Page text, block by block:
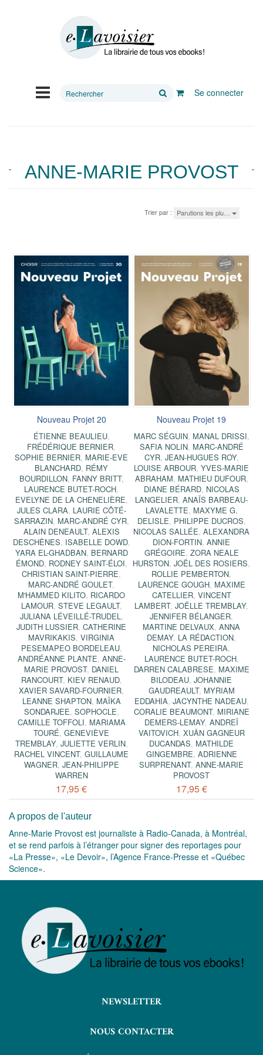
Rechercher
Se connecter
ANNE-MARIE PROVOST
Trier par : Parutions les plu…
Nouveau Projet 20
ÉTIENNE BEAULIEU,
FRÉDÉRIQUE BERNIER,
SOPHIE BERNIER, MARIE-EVE
BLANCHARD, RÉMY
BOURDILLON, FANNY BRITT,
LAURENCE BUTET-ROCH,
EVELYNE DE LA CHENELIÈRE,
JULES CLARA, LAURIE CÔTÉ-
SARRAZIN, MARC-ANDRÉ CYR,
ALAIN DENEAULT, ALEXIS
DESCHÊNES, ISABELLE DOWD,
YARA EL-GHADBAN, BERNARD
ÉMOND, RODNEY SAINT-ÉLOI,
CHRISTIAN SAINT-PIERRE,
MARC-ANDRÉ GOULET,
M'HAMMED KILITO, RICARDO
LAMOUR, STEVE LEGAULT,
JULIANA LÉVEILLÉ-TRUDEL,
JUDITH LUSSIER,CATHERINE
MAVRIKAKIS,VIRGINIA
PESEMAPEO BORDELEAU,
ANDRÉANNE PLANTE, ANNE-
MARIE PROVOST, DANIEL
RANCOURT, KIEV RENAUD,
XAVIER SAVARD-FOURNIER,
LEANNE SHAPTON, MAÏKA
SONDARJEE, SOPHOCLE,
CAMILLE TOFFOLI, MARIAMA
TOURÉ,GENEVIÈVE
TREMBLAY, JULIETTE VERLIN,
RACHEL VINCENT,GUILLAUME
WAGNER, JEAN-PHILIPPE
WARREN
17,95 €
Nouveau Projet 19
MARC SÉGUIN, MANAL DRISSI,
SAFIA NOLIN, MARC-ANDRÉ
CYR, JEAN-HUGUES ROY,
LOUISE ARBOUR,YVES-MARIE
ABRAHAM, MATHIEU DUFOUR,
DIANE BÉRARD, NICOLAS
LANGELIER,ANAÏS BARBEAU-
LAVALETTE, MAXYME G.
DELISLE, PHILIPPE DUCROS,
NICOLAS SALLÉE,ALEXANDRA
DION-FORTIN,ANNIE
GRÉGOIRE, ZORA NEALE
HURSTON,JOËL DES ROSIERS,
ROLLIE PEMBERTON,
LAURENCE GOUGH, MAXIME
CATELLIER, VINCENT
LAMBERT,JOËLLE TREMBLAY,
JENNIFER BÉLANGER,
MARTINE DELVAUX,ANNA
DEMAY, LA RÉDACTION,
NICHOLAS PEREIRA,
LAURENCE BUTET-ROCH,
DARREN CALABRESE, MAXIME
BILODEAU,JOHANNIE
GAUDREAULT, MYRIAM
EDDAHIA, JACYNTHE NADEAU,
CORALIE BEAUMONT, MIRIANE
DEMERS-LEMAY,ANDREÏ
VAITOVICH, XUÂN GAGNEUR
DUCANDAS, MATHILDE
GINGEMBRE, ADRIENNE
SURPRENANT,ANNE-MARIE
PROVOST
17,95 €
A propos de l'auteur
Anne-Marie Provost est journaliste à Radio-Canada, à Montréal,
et se rend parfois à l’étranger pour signer des reportages pour
«La Presse», «Le Devoir», l’Agence France-Presse et «Québec
Science».
NEWSLETTER
NOUS CONTACTER